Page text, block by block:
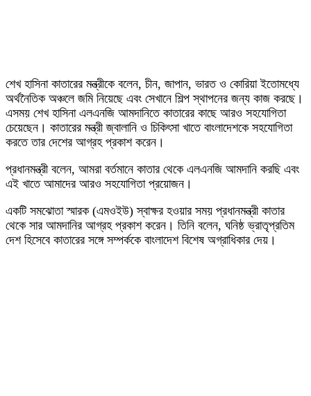
শেখ হাসিনা কাতারের মন্ত্রীকে বলেন, চীন, জাপান, ভারত ও কোরিয়া ইতোমধ্যে
অর্থনৈতিক অঞ্চলে জমি নিয়েছে এবং সেখানে শিল্প স্থাপনের জন্য কাজ করছে।
এসময় শেখ হাসিনা এলএনজি আমদানিতে কাতারের কাছে আরও সহযোগিতা
চেয়েছেন। কাতারের মন্ত্রী জ্বালানি ও চিকিৎসা খাতে বাংলাদেশকে সহযোগিতা
করতে তার দেশের আগ্রহ প্রকাশ করেন।
প্রধানমন্ত্রী বলেন, আমরা বর্তমানে কাতার থেকে এলএনজি আমদানি করছি এবং
এই খাতে আমাদের আরও সহযোগিতা প্রয়োজন।
একটি সমঝোতা স্মারক (এমওইউ) স্বাক্ষর হওয়ার সময় প্রধানমন্ত্রী কাতার
থেকে সার আমদানির আগ্রহ প্রকাশ করেন। তিনি বলেন, ঘনিষ্ঠ ভ্রাতৃপ্রতিম
দেশ হিসেবে কাতারের সঙ্গে সম্পর্ককে বাংলাদেশ বিশেষ অগ্রাধিকার দেয়।